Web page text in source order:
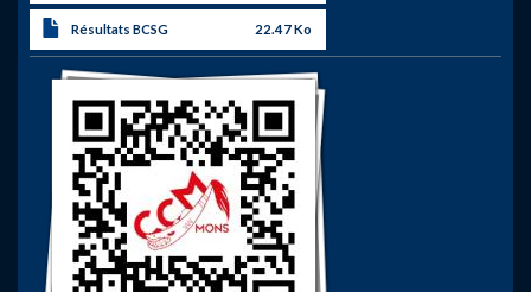
Résultats BCSG 22.47 Ko